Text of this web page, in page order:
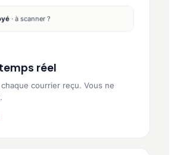
· à scanner ?
réel
chaque courrier reçu. Vous ne